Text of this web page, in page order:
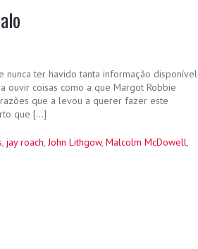
nunca ter havido tanta informação disponível
ouvir coisas como a que Margot Robbie
que a levou a querer fazer este
que […]
, jay roach,John Lithgow, Malcolm McDowell,